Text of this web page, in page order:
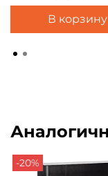
В корзину
-20%